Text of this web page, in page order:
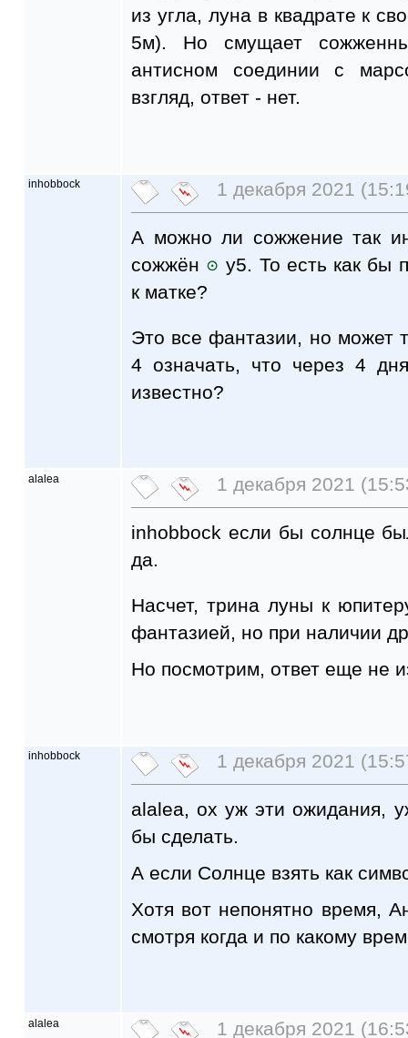
из угла, луна в квадрате к
5м). Но смущает
антисном соединии с
взгляд, ответ - нет.
inhobbock 1 декабря 2021
А можно ли сожжение так
сожжён
у5. То есть как бы
к матке?
Это все фантазии, но может
4 означать, что через 4
известно?
alalea 1 декабря 2021
inhobbock если бы солнце
да.
Насчет, трина луны к
фантазией, но при наличии
Но посмотрим, ответ еще не
inhobbock 1 декабря 2021
alalea, ох уж эти ожидания,
бы сделать.
А если Солнце взять как
Хотя вот непонятно время,
смотря когда и по какому
alalea 1 декабря 2021